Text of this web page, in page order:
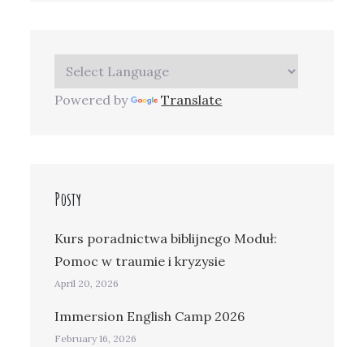
Powered by Translate
Posty
Kurs poradnictwa biblijnego Moduł:
Pomoc w traumie i kryzysie
April 20, 2026
Immersion English Camp 2026
February 16, 2026